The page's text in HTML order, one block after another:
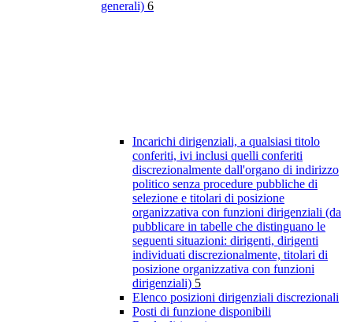
generali) 6
Incarichi dirigenziali, a qualsiasi titolo
conferiti, ivi inclusi quelli conferiti
discrezionalmente dall'organo di indirizzo
politico senza procedure pubbliche di
selezione e titolari di posizione
organizzativa con funzioni dirigenziali (da
pubblicare in tabelle che distinguano le
seguenti situazioni: dirigenti, dirigenti
individuati discrezionalmente, titolari di
posizione organizzativa con funzioni
dirigenziali) 5
Elenco posizioni dirigenziali discrezionali
Posti di funzione disponibili